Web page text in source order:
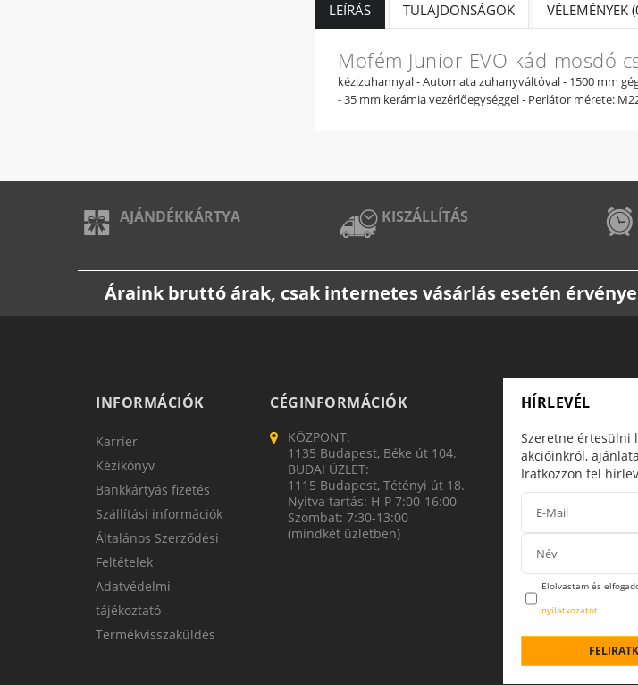
LEÍRÁS TULAJDONSÁGOK VÉLEMÉNYEK
Mofém Junior EVO kád-mosdó
kézizuhannyal - Automata zuhanyváltóval - 1500 mm
- 35 mm kerámia vezérlőegységgel - Perlátor mérete:
AJÁNDÉKKÁRTYA KISZÁLLÍTÁS
Áraink bruttó árak, csak internetes vásárlás esetén
INFORMÁCIÓK
Karrier
Kézikönyv
Bankkártyás fizetés
Szállítási információk
Általános Szerződési
Feltételek
Adatvédelmi
tájékoztató
Termékvisszaküldés
CÉGINFORMÁCIÓK
KÖZPONT:
1135 Budapest, Béke út 104.
BUDAI ÜZLET:
1115 Budapest, Tétényi út 18.
Nyitva tartás: H-P 7:00-16:00
Szombat: 7:30-13:00
(mindkét üzletben)
HÍRLEVÉL
Szeretne értesülni
akcióinkról,
Iratkozzon fel
Elolvastam és
nyilatkozatot